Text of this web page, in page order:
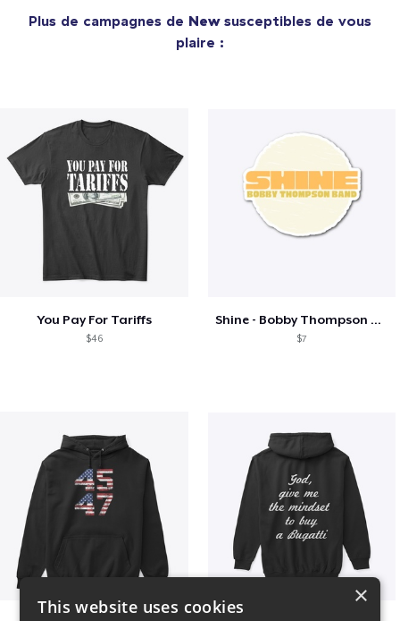
Plus de campagnes de Newsusceptibles de vous
plaire :
You Pay For Tariffs
$46
Shine - Bobby Thompson Band Merch
$7
×
This website uses cookies